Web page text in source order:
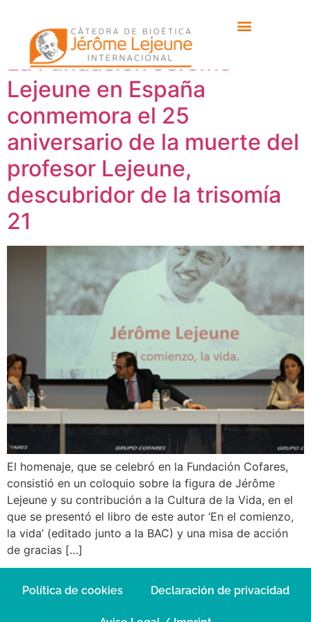
Etiqueta: Mons. Iceta
La Fundación Jérôme
Lejeune en España
conmemora el 25
aniversario de la muerte del
profesor Lejeune,
descubridor de la trisomía
21
El homenaje, que se celebró en la Fundación Cofares,
consistió en un coloquio sobre la figura de Jérôme
Lejeune y su contribución a la Cultura de la Vida, en el
que se presentó el libro de este autor ‘En el comienzo,
la vida’ (editado junto a la BAC) y una misa de acción
de gracias […]
Política de cookies Declaración de privacidad